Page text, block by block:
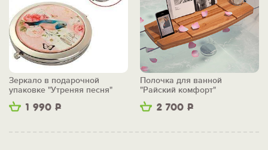
1 990 Р
Зеркало в подарочной
упаковке "Утреняя песня"
2 700 Р
Полочка для ванной
"Райский комфорт"